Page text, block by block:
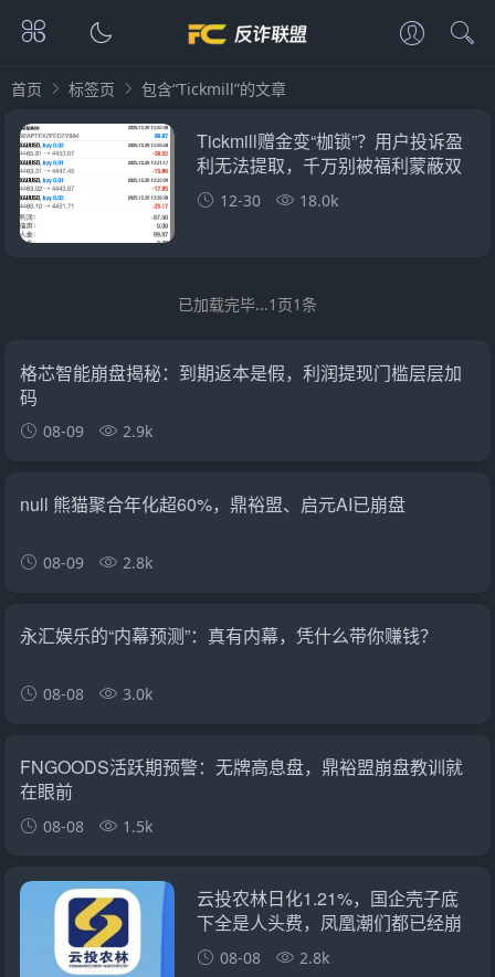
首页 标签页 包含“Tickmill”的文章
Tickmill赠金变“枷锁”？用户投诉盈
利无法提取，千万别被福利蒙蔽双
眼 12-30 18.0k
已加载完毕...1页1条
格芯智能崩盘揭秘：到期返本是假，利润提现门槛层层加
码
08-09 2.9k
null 熊猫聚合年化超60%，鼎裕盟、启元AI已崩盘
08-09 2.8k
永汇娱乐的“内幕预测”：真有内幕，凭什么带你赚钱？
08-08 3.0k
FNGOODS活跃期预警：无牌高息盘，鼎裕盟崩盘教训就
在眼前
08-08 1.5k
云投农林日化1.21%，国企壳子底
下全是人头费，凤凰潮们都已经崩
了 08-08 2.8k